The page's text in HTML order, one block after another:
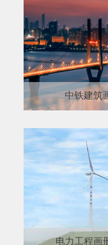
中铁建筑
电力工程画